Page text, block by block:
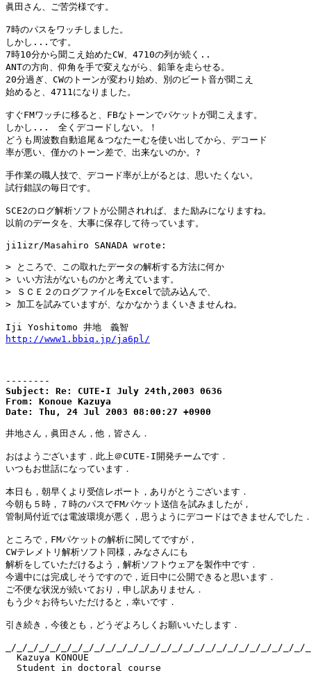
眞田さん、ご苦労様です。
7時のパスをワッチしました。
しかし...です。
7時10分から聞こえ始めたCW、4710の列が続く..
ANTの方向、仰角を手で変えながら、鉛筆を走らせる。
20分過ぎ、CWのトーンが変わり始め、別のビート音が聞こえ
始めると、4711になりました。
すぐFMワッチに移ると、FBなトーンでパケットが聞こえます。
しかし...　全くデコードしない。！
どうも周波数自動追尾＆つなたーむを使い出してから、デコード
率が悪い、僅かのトーン差で、出来ないのか。?
手作業の職人技で、デコード率が上がるとは、思いたくない。
試行錯誤の毎日です。
SCE2のログ解析ソフトが公開されれば、また励みになりますね。
以前のデータを、大事に保存して待っています。
ji1izr/Masahiro SANADA wrote:
> ところで、この取れたデータの解析する方法に何か
> いい方法がないものかと考えています。
> ＳＣＥ２のログファイルをExcelで読み込んで、
> 加工を試みていますが、なかなかうまくいきませんね。
http://www1.bbiq.jp/ja6pl/
--------
Subject: Re: CUTE-I July 24th,2003 0636
From: Konoue Kazuya
Date: Thu, 24 Jul 2003 08:00:27 +0900
井地さん，眞田さん，他，皆さん．
おはようございます．此上＠CUTE-I開発チームです．
いつもお世話になっています．
本日も，朝早くより受信レポート，ありがとうございます．
今朝も５時，７時のパスでFMパケット送信を試みましたが，
管制局付近では電波環境が悪く，思うようにデコードはできませんでした
ところで，FMパケットの解析に関してですが，
CWテレメトリ解析ソフト同様，みなさんにも
解析をしていただけるよう，解析ソフトウェアを製作中です．
今週中には完成しそうですので，近日中に公開できると思います．
ご不便な状況が続いており，申し訳ありません．
もう少々お待ちいただけると，幸いです．
引き続き，今後とも，どうぞよろしくお願いいたします．
_/_/_/_/_/_/_/_/_/_/_/_/_/_/_/_/_/_/_/_/_/_/_/_/_/_/_/
  Kazuya KONOUE
  Student in doctoral course